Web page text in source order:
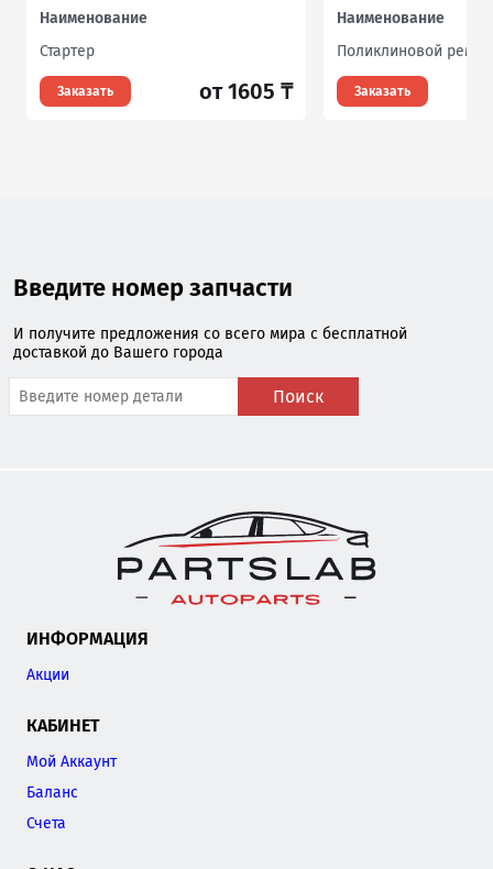
Наименование
Стартер
Заказать от 1605 ₸
Наименование
Поликлиновой
Заказать
Введите номер запчасти
И получите предложения со всего мира с бесплатной
доставкой до Вашего города
Поиск
ИНФОРМАЦИЯ
Акции
КАБИНЕТ
Мой Аккаунт
Баланс
Счета